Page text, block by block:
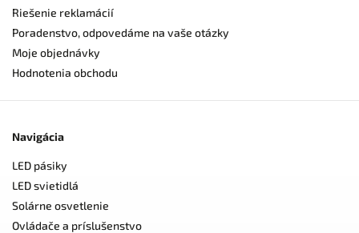
Riešenie reklamácií
Poradenstvo, odpovedáme na vaše otázky
Moje objednávky
Hodnotenia obchodu
Navigácia
LED pásiky
LED svietidlá
Solárne osvetlenie
Ovládače a príslušenstvo